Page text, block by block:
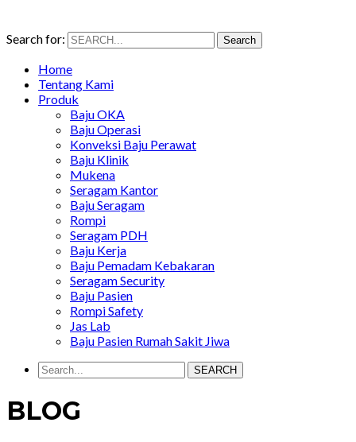
Search for: Search
Home
Tentang Kami
Produk
Baju OKA
Baju Operasi
Konveksi Baju Perawat
Baju Klinik
Mukena
Seragam Kantor
Baju Seragam
Rompi
Seragam PDH
Baju Kerja
Baju Pemadam Kebakaran
Seragam Security
Baju Pasien
Rompi Safety
Jas Lab
Baju Pasien Rumah Sakit Jiwa
SEARCH
BLOG